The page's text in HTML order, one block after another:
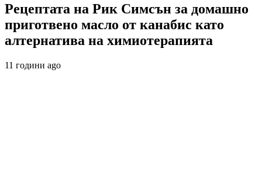
Рецептата на Рик Симсън за домашно
приготвено масло от канабис като
алтернатива на химиотерапията
11 години ago